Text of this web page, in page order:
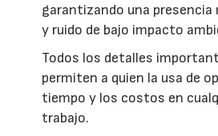
garantizando una presencia
y ruido de bajo impacto
Todos los detalles
permiten a quien la usa de
tiempo y los costos en
trabajo.